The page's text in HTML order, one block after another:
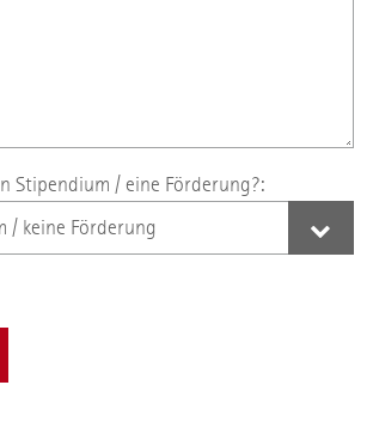
Stipendium / eine Förderung?: